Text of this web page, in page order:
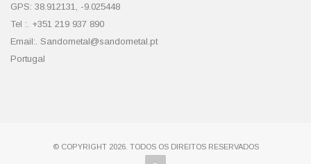
GPS: 38.912131, -9.025448
Tel :. +351 219 937 890
Email:. Sandometal@sandometal.pt
Portugal
© COPYRIGHT 2026. TODOS OS DIREITOS RESERVADOS